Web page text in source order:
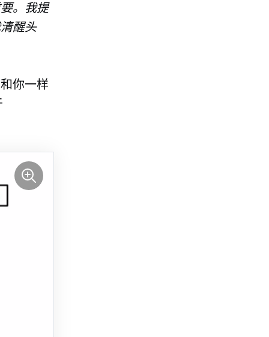
。我提
醒头
你一样